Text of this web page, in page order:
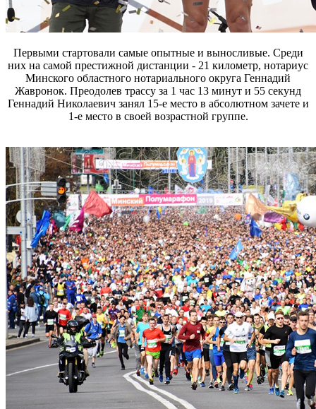
Первыми стартовали самые опытные и выносливые. Среди
них на самой престижной дистанции - 21 километр, нотариус
Минского областного нотариального округа Геннадий
Жавронок. Преодолев трассу за 1 час 13 минут и 55 секунд
Геннадий Николаевич занял 15-е место в абсолютном зачете и
1-е место в своей возрастной группе.